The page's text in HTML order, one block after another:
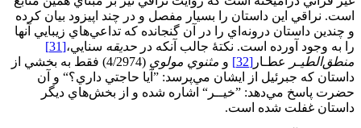
است. نراقي اين داستان را بسيار مفصل و در چند اپيزود بيان كرده
و چندين داستان درونه‌اي را در آن گنجانده كه تداعي‌هاي زيبايي آنها
را به وجود آورده است. نكتۀ جالب آنكه در حديقه سنايي،[31]
منطق‌الطيـر
عطـار [32] و مثنوي مولوي
(4/2974) فقط به بخشي از
داستان كه جبرئيل از ايشان مي‌پرسد: ”آيا حاجتي داري؟“ و آن
حضرت پاسخ مي‌دهد: ”خيــر“ اشاره شده و از بخش‌هاي ديگر
داستان غفلت شده است.